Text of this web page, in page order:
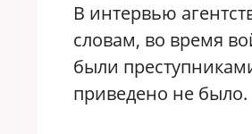
В интервью
словам, во время
были
приведено не было.